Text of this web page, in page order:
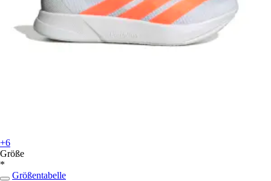
+6
Größe
*
Größentabelle